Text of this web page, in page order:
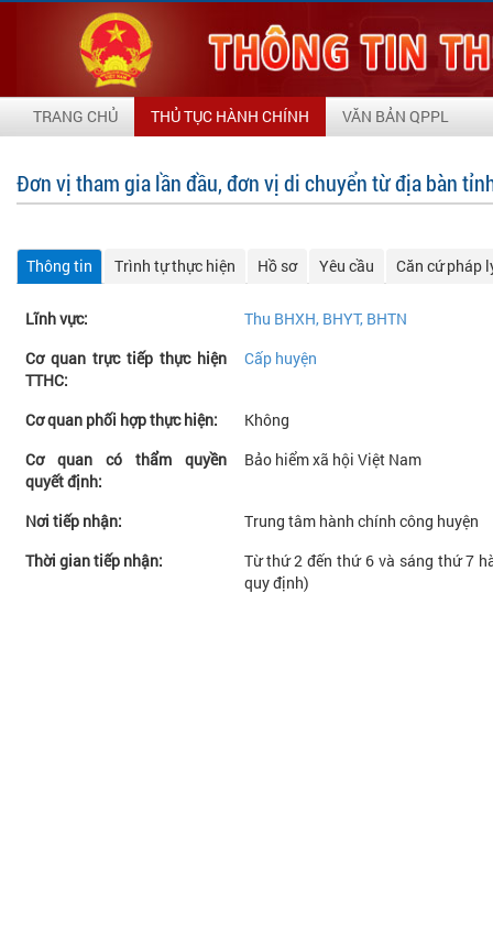
TRANG CHỦ THỦ TỤC HÀNH CHÍNH VĂN BẢN QPPL
Đơn vị tham gia lần đầu, đơn vị di chuyển từ địa bàn
Thông tin Trình tự thực hiện Hồ sơ Yêu cầu Căn cứ pháp
Lĩnh vực:
Thu BHXH, BHYT, BHTN
Cơ quan trực tiếp thực hiện
TTHC:
Cấp huyện
Cơ quan phối hợp thực hiện:
Không
Cơ quan có thẩm quyền
quyết định:
Bảo hiểm xã hội Việt Nam
Nơi tiếp nhận:
Trung tâm hành chính công huyện
Thời gian tiếp nhận:
Từ thứ 2 đến thứ 6 và sáng thứ 7
quy định)